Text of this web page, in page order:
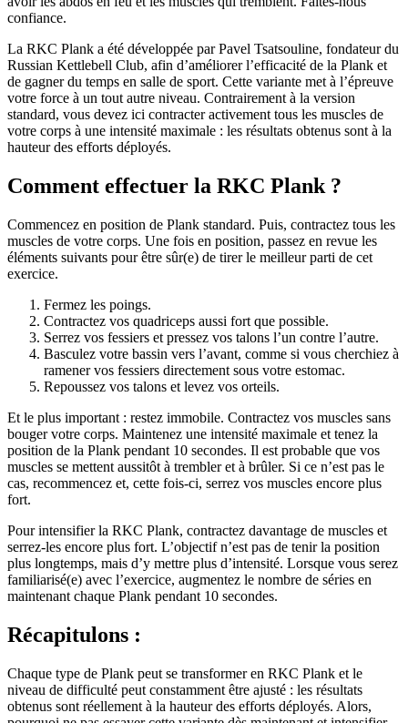
confiance.
La RKC Plank a été développée par Pavel Tsatsouline, fondateur du
Russian Kettlebell Club, afin d’améliorer l’efficacité de la Plank et
de gagner du temps en salle de sport. Cette variante met à l’épreuve
votre force à un tout autre niveau. Contrairement à la version
standard, vous devez ici contracter activement tous les muscles de
votre corps à une intensité maximale : les résultats obtenus sont à la
hauteur des efforts déployés.
Comment effectuer la RKC Plank ?
Commencez en position de Plank standard. Puis, contractez tous les
muscles de votre corps. Une fois en position, passez en revue les
éléments suivants pour être sûr(e) de tirer le meilleur parti de cet
exercice.
Fermez les poings.
Contractez vos quadriceps aussi fort que possible.
Serrez vos fessiers et pressez vos talons l’un contre l’autre.
Basculez votre bassin vers l’avant, comme si vous cherchiez à
ramener vos fessiers directement sous votre estomac.
Repoussez vos talons et levez vos orteils.
Et le plus important : restez immobile. Contractez vos muscles sans
bouger votre corps. Maintenez une intensité maximale et tenez la
position de la Plank pendant 10 secondes. Il est probable que vos
muscles se mettent aussitôt à trembler et à brûler. Si ce n’est pas le
cas, recommencez et, cette fois-ci, serrez vos muscles encore plus
fort.
Pour intensifier la RKC Plank, contractez davantage de muscles et
serrez-les encore plus fort. L’objectif n’est pas de tenir la position
plus longtemps, mais d’y mettre plus d’intensité. Lorsque vous serez
familiarisé(e) avec l’exercice, augmentez le nombre de séries en
maintenant chaque Plank pendant 10 secondes.
Récapitulons :
Chaque type de Plank peut se transformer en RKC Plank et le
niveau de difficulté peut constamment être ajusté : les résultats
obtenus sont réellement à la hauteur des efforts déployés. Alors,